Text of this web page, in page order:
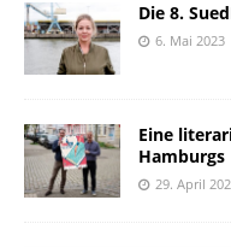
Die 8.
6. Mai 2023
Eine
Hamburgs
29. April